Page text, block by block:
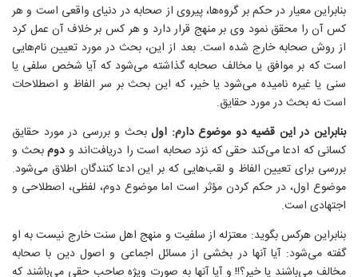
بنابراین معیار در حکم بر گروه‌ها، پیروی از صحابه در دنیای واقعی است و هر
کس آن را محقق نمود وی بر منهج قرار دارد و هر کس بر خلاف آن عمل کرد
از روش صحابه خارج شده است. بعد از این، بحث در مورد تعیین نام‌‌هایی
است که بر موافق یا مخالف صحابه گذاشته می‌شود که آیا شخص سلفی یا
سنی یا غیره نامیده می‌شود یا خیر، که این بحث بر سر الفاظ و اصطلاحات
است نه بحث در مورد حقایق.
بنابراین در این قضیهدو موضوع دارم: اولبحث و بررسی در مورد حقایق
کسانی که ادعا می‌کند حقی که نزد صحابه است را دریافت‌اند و دومبحث و
بررسی برای تعیین الفاظ و لقب‌هایی که بر این ادعا کنندگان اطلاق می‌شود.
موضوع اول، در حکم کردن مؤثر است اما موضوع دوم، لفظی، اصطلاحی و
اجتهادی است.
بنابراین هرکس بگوید: معتزله از سلفیت و منهج اهل سنت خارج نیست به او
گفته می‌شود: آیا آنها در بخشی از مسائل اجماعی و اصول دین با صحابه
مخالف می‌باشند یا خیر؟!! و آیا آنها به صورت ویژه صاحب حقی می‌باشند که